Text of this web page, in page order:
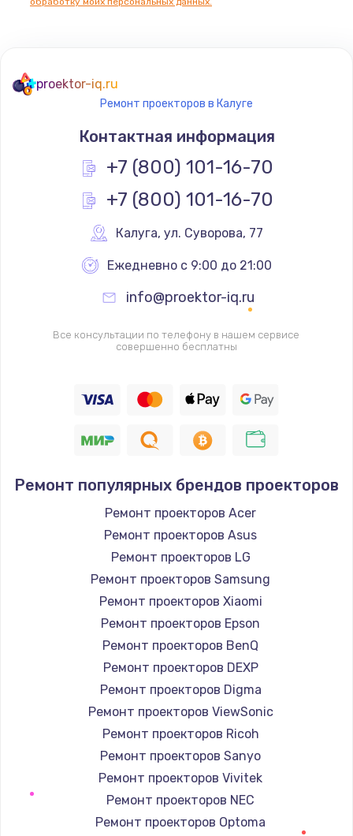
Замена уплотнительных колец
2000 руб.
Заказать
Замена помпы
Ремонт гидросистемы
3000 руб.
Заказать
2000 руб.
880 руб.
Заказать
Замена GPS модуля
Заказать
Устранение ошибок
Заказать
Замена вентилятора
Заказать
proektor-iq.ru
Ремонт проекторов в Калуге
Контактная информация
+7 (800) 101-16-70
+7 (800) 101-16-70
Калуга, ул. Суворова, 77
Ежедневно с 9:00 до 21:00
info@proektor-iq.ru
Все консультации по телефону в нашем сервисе
совершенно бесплатны
Ремонт популярных брендов проекторов
Ремонт проекторов Acer
Ремонт проекторов Asus
Ремонт проекторов LG
Ремонт проекторов Samsung
Ремонт проекторов Xiaomi
Ремонт проекторов Epson
Ремонт проекторов BenQ
Ремонт проекторов DEXP
Ремонт проекторов Digma
Ремонт проекторов ViewSonic
Ремонт проекторов Ricoh
Ремонт проекторов Sanyo
Ремонт проекторов Vivitek
Ремонт проекторов NEC
Ремонт проекторов Optoma